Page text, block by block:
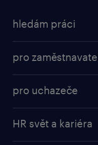
hledám práci
pro
pro uchazeče
HR svět a kariéra